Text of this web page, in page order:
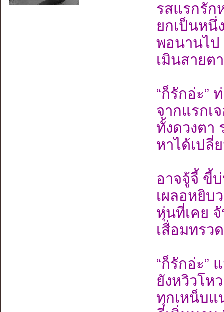
รสแรกรัก
ยกเป็นหนึ่
พอนานไป
เมินสายต
“ก็รักอ่ะ”
จากแรกเ
ทั้งดวงตา
หาได้เปลี่
อาจจู้จี้ ขี้
เผลอหยิบ
หุ่นที่เคย
เสื่อมทรว
“ก็รักอ่ะ”
ยังหวิวโห
ทุกเหน็บแ